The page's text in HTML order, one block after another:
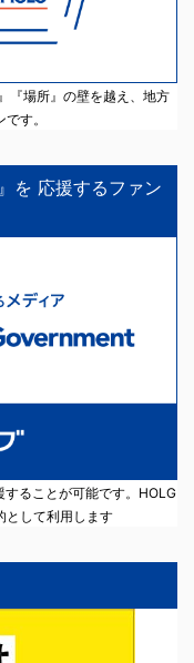
『場所』の壁を越え、地方
す。
を 応援するファン
ることが可能です。HOLG
として利用します